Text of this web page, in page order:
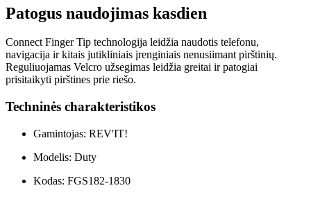
Patogus naudojimas kasdien
Connect Finger Tip technologija leidžia naudotis telefonu,
navigacija ir kitais jutikliniais įrenginiais nenusiimant pirštinių.
Reguliuojamas Velcro užsegimas leidžia greitai ir patogiai
prisitaikyti pirštines prie riešo.
Techninės charakteristikos
Gamintojas: REV'IT!
Modelis: Duty
Kodas: FGS182-1830